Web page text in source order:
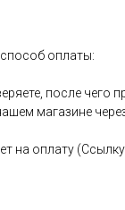
оплаты:
после чего
магазине
на оплату